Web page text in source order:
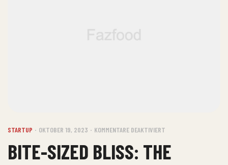
STARTUP OKTOBER 19, 2023 KOMMENTARE DEAKTIVIERT
BITE-SIZED BLISS: THE